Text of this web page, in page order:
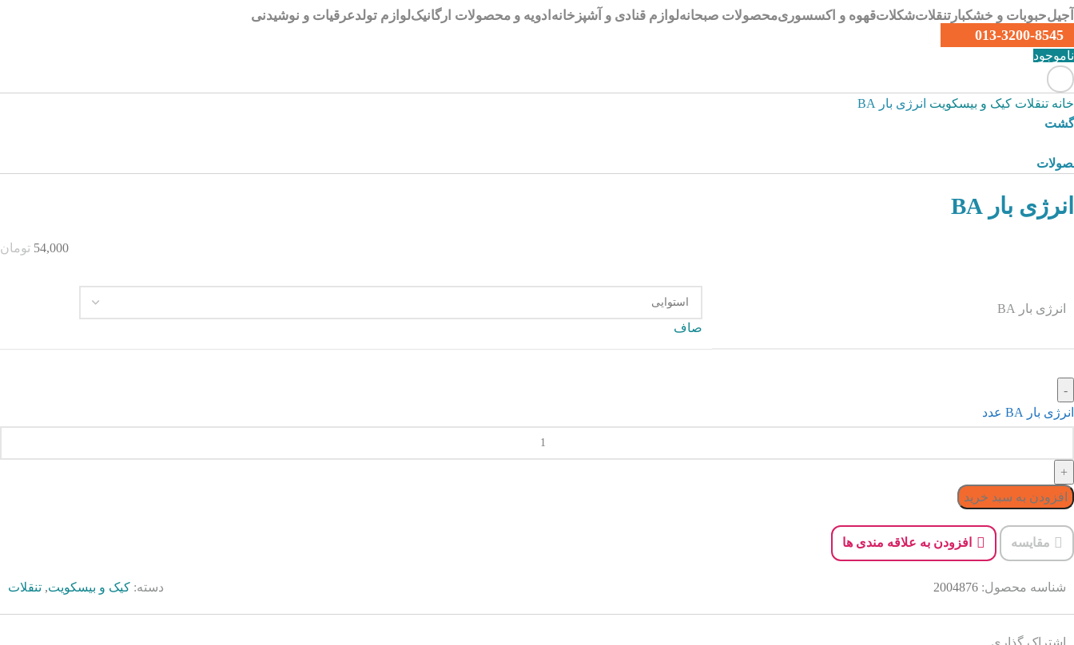
آجیلحبوبات و خشکبار تنقلاتشکلاتقهوه و اکسسوریمحصولات صبحانهلوازم قنادی و آشپزخانه ادویه و محصولات ارگانیکلوازم تولدعرقیات و نوشیدنی
013-3200-8545
ناموجود
خانه تنقلات کیک و بیسکویت انرژی بار BA
انرژی بار BA
54,000 تومان
انرژی بار BA
صاف
انرژی بار BA عدد
افزودن به سبد خرید
مقایسه افزودن به علاقه مندی ها
شناسه محصول: 2004876 دسته: کیک و بیسکویت, تنقلات
اشتراک گذاری